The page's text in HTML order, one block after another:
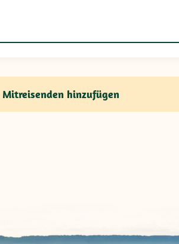
Mitreisenden hinzufügen